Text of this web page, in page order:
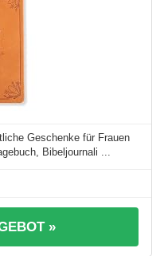
Geschenke für Frauen
Bibeljournali ...
»